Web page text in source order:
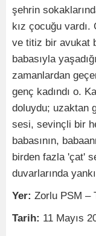
şehrin
kız çocuğu vardı.
ve titiz bir avukat
babasıyla
zamanlardan
genç kadındı o.
doluydu; uzaktan
sesi, sevinçli bir
babasının,
birden fazla 'çat'
duvarlarında
Yer: Zorlu PSM –
Tarih: 11 Mayıs